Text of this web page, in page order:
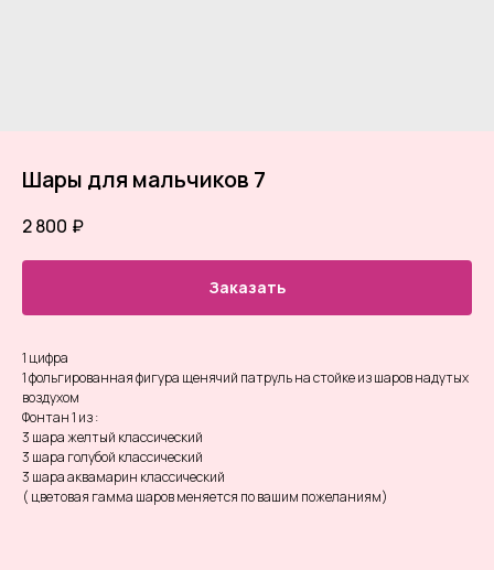
Шары для мальчиков 7
2 800 ₽
Заказать
1 цифра
1 фольгированная фигура щенячий патруль на стойке из шаров надутых
воздухом
Фонтан 1 из :
3 шара желтый классический
3 шара голубой классический
3 шара аквамарин классический
( цветовая гамма шаров меняется по вашим пожеланиям)